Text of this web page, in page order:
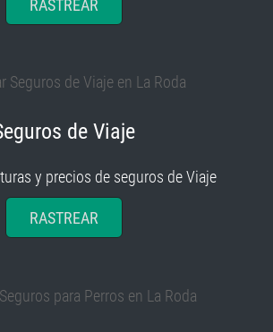
RASTREAR
de Viaje
y precios de seguros de Viaje
RASTREAR